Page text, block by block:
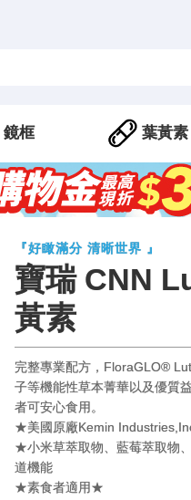
鏡框 葉黃素
『好瞰滿分 清晰世界 』
寶瑞 CNN
黃素
完整專業配方，FloraGLO®
子等機能性草本菁華以及優質
者可安心食用。
★美國原廠Kemin
★小米草萃取物、藍莓萃取物
道機能
★素食者適用★